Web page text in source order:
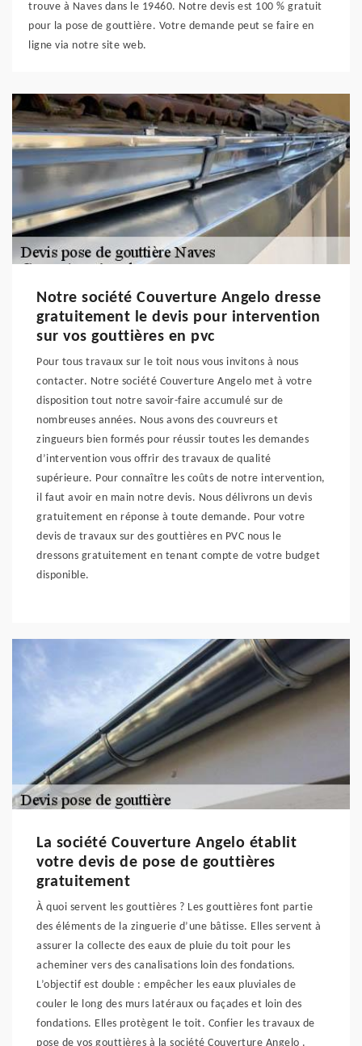
trouve à Naves dans le 19460. Notre devis est 100 % gratuit
pour la pose de gouttière. Votre demande peut se faire en
ligne via notre site web.
Notre société Couverture Angelo dresse
gratuitement le devis pour intervention
sur vos gouttières en pvc
Pour tous travaux sur le toit nous vous invitons à nous
contacter. Notre société Couverture Angelo met à votre
disposition tout notre savoir-faire accumulé sur de
nombreuses années. Nous avons des couvreurs et
zingueurs bien formés pour réussir toutes les demandes
d’intervention vous offrir des travaux de qualité
supérieure. Pour connaître les coûts de notre intervention,
il faut avoir en main notre devis. Nous délivrons un devis
gratuitement en réponse à toute demande. Pour votre
devis de travaux sur des gouttières en PVC nous le
dressons gratuitement en tenant compte de votre budget
disponible.
La société Couverture Angelo établit
votre devis de pose de gouttières
gratuitement
À quoi servent les gouttières ? Les gouttières font partie
des éléments de la zinguerie d’une bâtisse. Elles servent à
assurer la collecte des eaux de pluie du toit pour les
acheminer vers des canalisations loin des fondations.
L’objectif est double : empêcher les eaux pluviales de
couler le long des murs latéraux ou façades et loin des
fondations. Elles protègent le toit. Confier les travaux de
pose de vos gouttières à la société Couverture Angelo .